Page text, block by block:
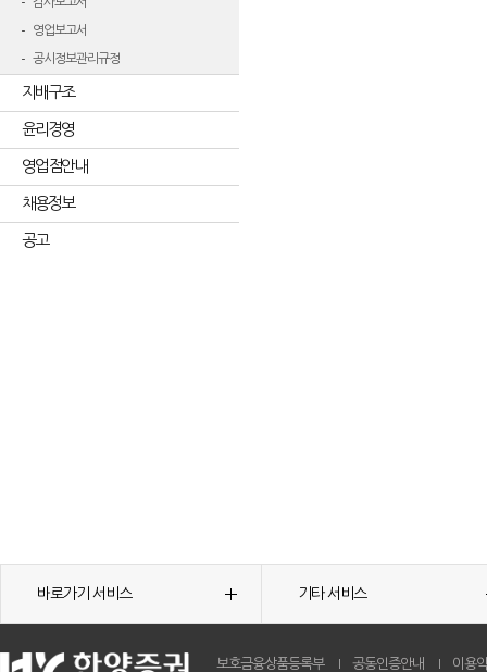
영업보고서
공시정보관리규정
지배구조
윤리경영
영업점안내
채용정보
공고
바로가기 서비스 기타 서비스
보호금융상품등록부 공동인증안내 이용